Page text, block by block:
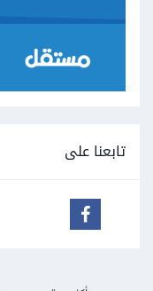
تابعنا على